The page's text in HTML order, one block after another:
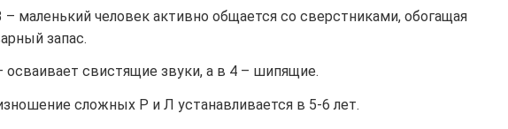
– маленький человек активно общается со сверстниками, обогащая
запас.
осваивает свистящие звуки, а в 4 – шипящие.
сложных Р и Л устанавливается в 5-6 лет.